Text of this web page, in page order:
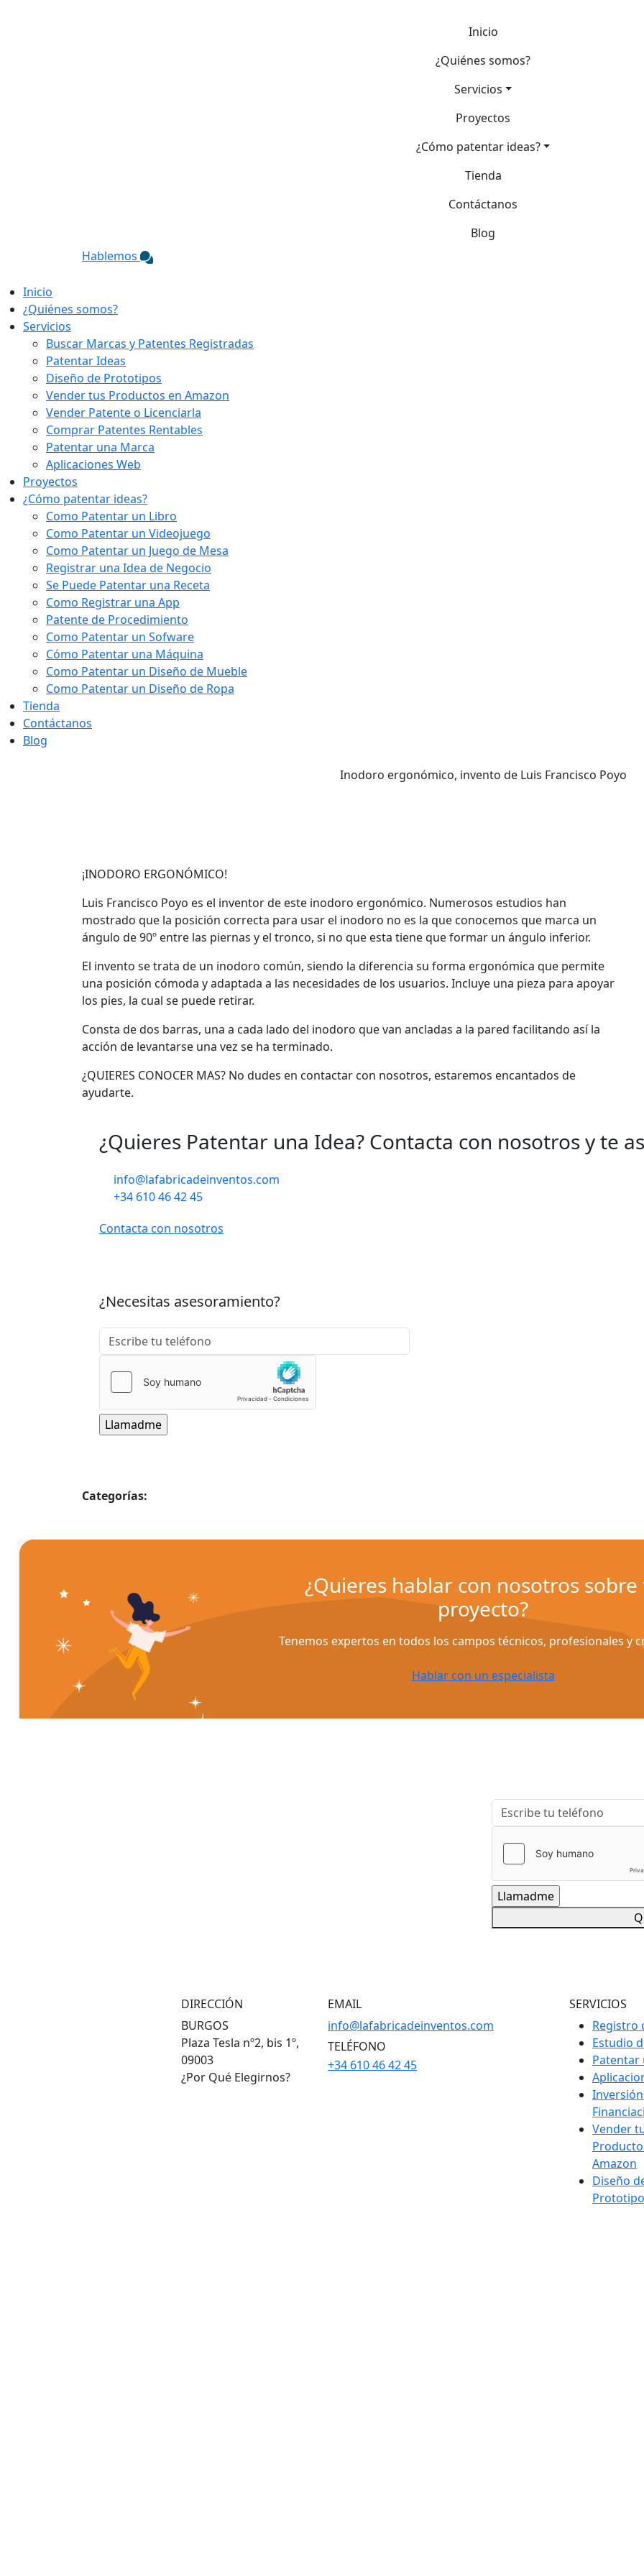
Inicio
¿Quiénes somos?
Servicios
Proyectos
¿Cómo patentar ideas?
Tienda
Contáctanos
Blog
Hablemos
Inicio
¿Quiénes somos?
Servicios
Buscar Marcas y Patentes Registradas
Patentar Ideas
Diseño de Prototipos
Vender tus Productos en Amazon
Vender Patente o Licenciarla
Comprar Patentes Rentables
Patentar una Marca
Aplicaciones Web
Proyectos
¿Cómo patentar ideas?
Como Patentar un Libro
Como Patentar un Videojuego
Como Patentar un Juego de Mesa
Registrar una Idea de Negocio
Se Puede Patentar una Receta
Como Registrar una App
Patente de Procedimiento
Como Patentar un Sofware
Cómo Patentar una Máquina
Como Patentar un Diseño de Mueble
Como Patentar un Diseño de Ropa
Tienda
Contáctanos
Blog
Inodoro ergonómico, invento de Luis Francisco Poyo
¡INODORO ERGONÓMICO!
Luis Francisco Poyo es el inventor de este inodoro ergonómico. Numerosos estudios han
mostrado que la posición correcta para usar el inodoro no es la que conocemos que marca un
ángulo de 90º entre las piernas y el tronco, si no que esta tiene que formar un ángulo inferior.
El invento se trata de un inodoro común, siendo la diferencia su forma ergonómica que permite
una posición cómoda y adaptada a las necesidades de los usuarios. Incluye una pieza para apoyar
los pies, la cual se puede retirar.
Consta de dos barras, una a cada lado del inodoro que van ancladas a la pared facilitando así la
acción de levantarse una vez se ha terminado.
¿QUIERES CONOCER MAS? No dudes en contactar con nosotros, estaremos encantados de
ayudarte.
¿Quieres Patentar una Idea? Contacta con nosotros y te
info@lafabricadeinventos.com
+34 610 46 42 45
Contacta con nosotros
¿Necesitas asesoramiento?
Categorías:
¿Quieres hablar con nosotros sobre
proyecto?
Tenemos expertos en todos los campos técnicos, profesionales y
Hablar con un especialista
DIRECCIÓN
BURGOS
Plaza Tesla nº2, bis 1º,
09003
¿Por Qué Elegirnos?
EMAIL
info@lafabricadeinventos.com
TELÉFONO
+34 610 46 42 45
SERVICIOS
Registro
Estudio
Patentar
Vender
Amazon
Diseño